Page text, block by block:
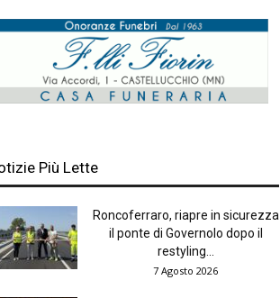
Più Lette
Roncoferraro, riapre in sicurezza
il ponte di Governolo dopo il
restyling...
7 Agosto 2026